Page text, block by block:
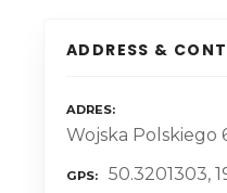
ADDRESS &
ADRES
Wojska Polskiego
GPS 50.3201303,